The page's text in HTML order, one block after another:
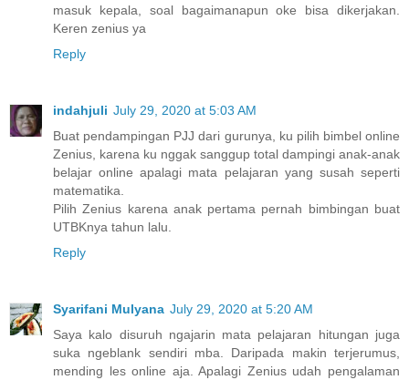
masuk kepala, soal bagaimanapun oke bisa dikerjakan.
Keren zenius ya
Reply
indahjuli July 29, 2020 at 5:03 AM
Buat pendampingan PJJ dari gurunya, ku pilih bimbel online
Zenius, karena ku nggak sanggup total dampingi anak-anak
belajar online apalagi mata pelajaran yang susah seperti
matematika.
Pilih Zenius karena anak pertama pernah bimbingan buat
UTBKnya tahun lalu.
Reply
Syarifani Mulyana July 29, 2020 at 5:20 AM
Saya kalo disuruh ngajarin mata pelajaran hitungan juga
suka ngeblank sendiri mba. Daripada makin terjerumus,
mending les online aja. Apalagi Zenius udah pengalaman